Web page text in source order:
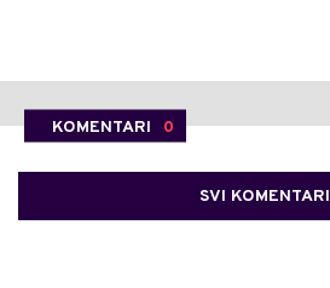
KOMENTARI 0
SVI KOMENTARI